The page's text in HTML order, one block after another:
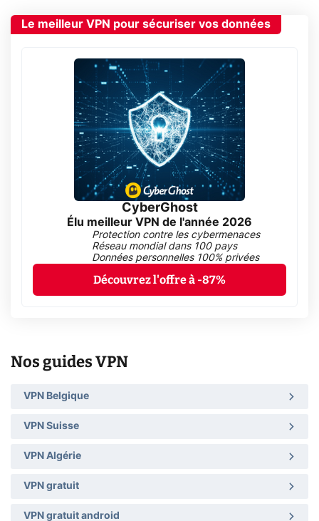
Le meilleur VPN pour sécuriser vos données
CyberGhost
Élu meilleur VPN de l'année 2026
Protection contre les cybermenaces
Réseau mondial dans 100 pays
Données personnelles 100% privées
Découvrez l'offre à -87%
Nos guides VPN
VPN Belgique
VPN Suisse
VPN Algérie
VPN gratuit
VPN gratuit android